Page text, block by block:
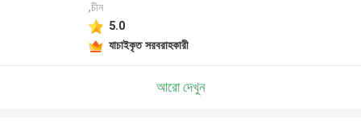
,চীন
5.0
যাচাইকৃত সরবরাহকারী
আরো দেখুন